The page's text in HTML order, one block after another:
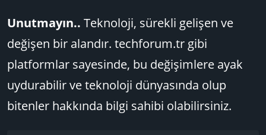
Unutmayın.. Teknoloji, sürekli gelişen ve
değişen bir alandır. techforum.tr gibi
platformlar sayesinde, bu değişimlere ayak
uydurabilir ve teknoloji dünyasında olup
bitenler hakkında bilgi sahibi olabilirsiniz.